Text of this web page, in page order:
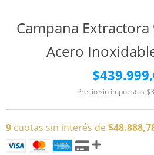
Campana
Acero
Precio sin impuestos
9 cuotas sin interés de